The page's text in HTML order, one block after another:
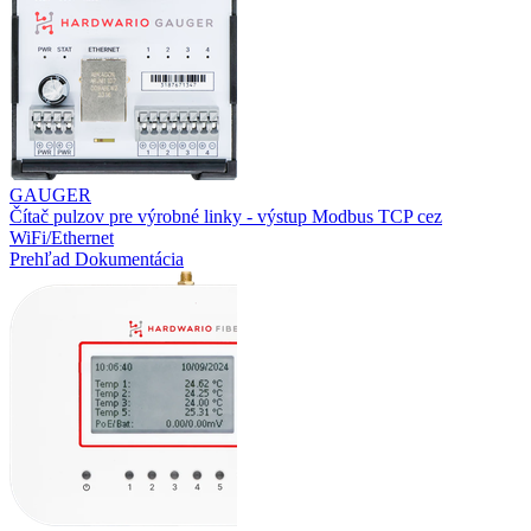
GAUGER
Čítač pulzov pre výrobné linky - výstup Modbus TCP cez
WiFi/Ethernet
Prehľad Dokumentácia